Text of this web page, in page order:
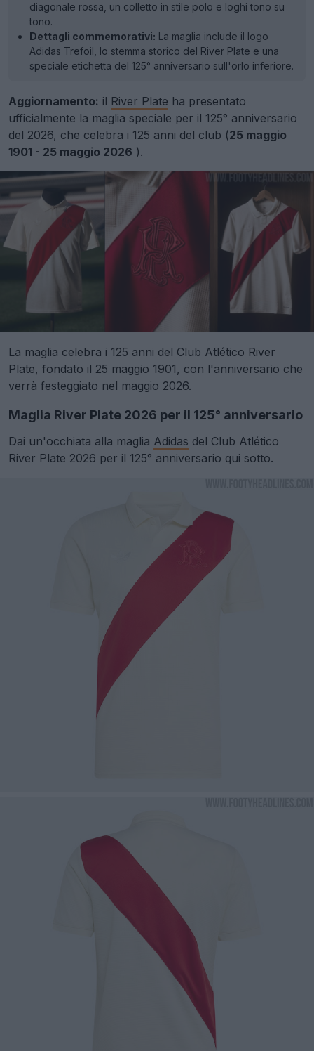
diagonale rossa, un colletto in stile polo e loghi tono su
tono.
Dettagli commemorativi: La maglia include il logo
Adidas Trefoil, lo stemma storico del River Plate e una
speciale etichetta del 125° anniversario sull'orlo inferiore.
Aggiornamento: il River Plate ha presentato
ufficialmente la maglia speciale per il 125° anniversario
del 2026, che celebra i 125 anni del club (25 maggio
1901 - 25 maggio 2026 ).
La maglia celebra i 125 anni del Club Atlético River
Plate, fondato il 25 maggio 1901, con l'anniversario che
verrà festeggiato nel maggio 2026.
Maglia River Plate 2026 per il 125° anniversario
Dai un'occhiata alla maglia Adidas del Club Atlético
River Plate 2026 per il 125° anniversario qui sotto.